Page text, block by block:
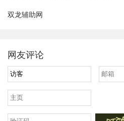
双龙辅助网
网友评论